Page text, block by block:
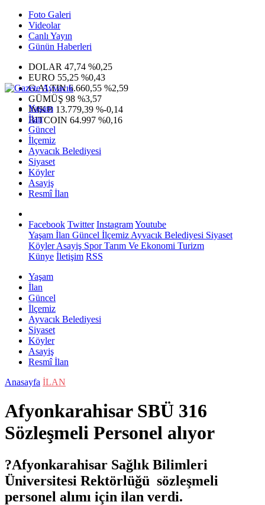
Foto Galeri
Videolar
Canlı Yayın
Günün Haberleri
DOLAR 47,74 %0,25
EURO 55,25 %0,43
G.ALTIN6.660,55 %2,59
GÜMÜŞ 98 %3,57
IMKB 13.779,39 %-0,14
BITCOIN 64.997 %0,16
Yaşam
İlan
Güncel
İlçemiz
Ayvacık Belediyesi
Siyaset
Köyler
Asayiş
Resmî İlan
Facebook Twitter InstagramYoutube
Yaşam İlan Güncel İlçemiz Ayvacık Belediyesi Siyaset
KöylerAsayiş SporTarım Ve Ekonomi Turizm
Künye İletişim RSS
Yaşam
İlan
Güncel
İlçemiz
Ayvacık Belediyesi
Siyaset
Köyler
Asayiş
Resmî İlan
Anasayfa İLAN
Afyonkarahisar SBÜ 316
Sözleşmeli Personel alıyor
?Afyonkarahisar Sağlık Bilimleri
Üniversitesi Rektörlüğü sözleşmeli
personel alımı için ilan verdi.